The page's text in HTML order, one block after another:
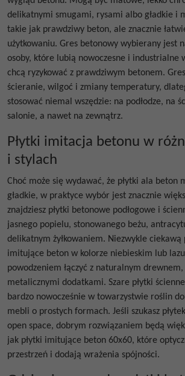
delikatnymi smugami, rysami albo gładkie i
takie jak prawdziwy beton, ale znacznie
użytkowaniu. Gres betonowy wybierany jest
osoby, które lubią nowoczesne i industrialne
chcą ryzykować z prawdziwym betonem.
ścieranie, wilgoć i zmiany temperatury,
stosować niemal wszędzie: na podłodze, na
salonie, a nawet na zewnątrz.
Płytki imitacja betonu w
i stylach
Choć może się wydawać, że płytki ala beton
gładkie, w praktyce wybór jest znacznie
znajdziesz płytki betonowe podłogowe i
jasnego popielu, stonowanego beżu,
delikatnym żyłkowaniem. Niezwykle ciekawą
imitujące beton w kolorze niebieskim lub
powodzeniem łączyć z naturalnym drewnem,
metalicznymi dodatkami. Szare płytki
bardzo nowocześnie w towarzystwie roślin
mebli o prostych formach. Jeśli szukasz
open space, dobrym rozwiązaniem będą
jak płytki imitujące beton 60x60, które
przestrzeń i dodają wrażenia spójności.